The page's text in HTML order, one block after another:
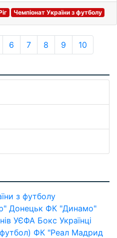
Чемпіонат України з футболу
6 7 8 9 10
з футболу
Донецьк ФК "Динамо"
УЄФА Бокс Українці
ФК "Реал Мадрид